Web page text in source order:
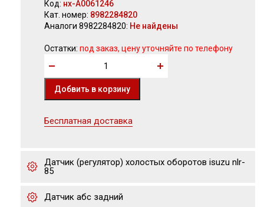
Код: нх-А0061246
Кат. номер: 8982284820
Аналоги 8982284820: Не найдены
Остатки: под заказ, цену уточняйте по телефону
Бесплатная доставка
Датчик (регулятор) холостых оборотов isuzu nlr-
85
Датчик абс задний